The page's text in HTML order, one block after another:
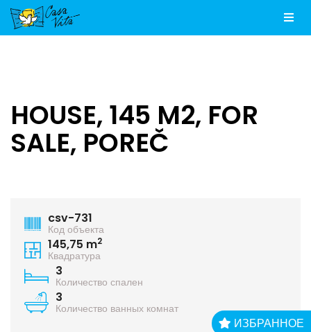
ИЗБРАННОЕ
HOUSE, 145 M2, FOR
SALE, POREČ
csv-731
Код объекта
145,75 m2
Квадратура
3
Количество спален
3
Количество ванных комнат